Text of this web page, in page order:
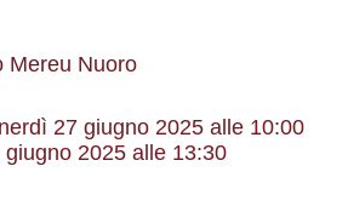
Mereu Nuoro
2025 alle 13:30